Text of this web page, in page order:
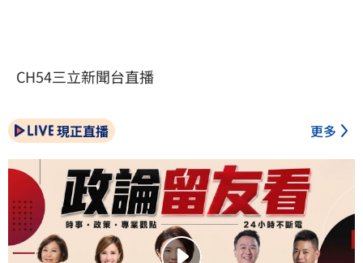
CH54三立新聞台直播
現正直播 更多